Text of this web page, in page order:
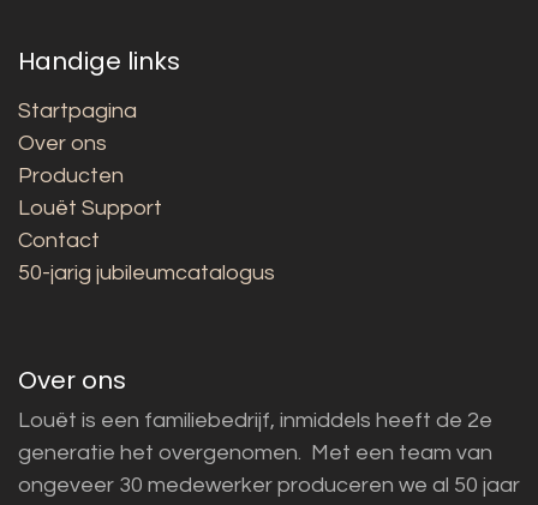
Handige links
Startpagina
Over ons
Producten
Louët Support
Contact
50-jarig jubileumcatalogus
Over ons
Louët is een familiebedrijf, inmiddels heeft de 2e
generatie het overgenomen. Met een team van
ongeveer 30 medewerker produceren we al 50 jaar